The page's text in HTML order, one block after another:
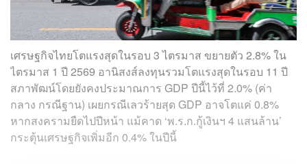
เศรษฐกิจไทยโตแรงสุดในรอบ 3 ไตรมาส ขยายตัว 2.8% ใน
ไตรมาส 1 ปี 2569 อานิสงส์ลงทุนรวมโตแรงสุดในรอบ 11 ปี
สภาพัฒน์โดยยังคงประมาณการ GDP ปีนี้ไว้ที่ 2.0% (ค่า
กลาง กรณีฐาน) เผยกรณีเลวร้ายสุด GDP อาจโตแค่ 0.8%
หากสงครามยืดไปปีหน้า แม้คาด ‘พ.ร.ก.กู้เงินฯ 4 แสนล้าน’
กระตุ้นเศรษฐกิจเพิ่มอีก 0.4% ในปีนี้